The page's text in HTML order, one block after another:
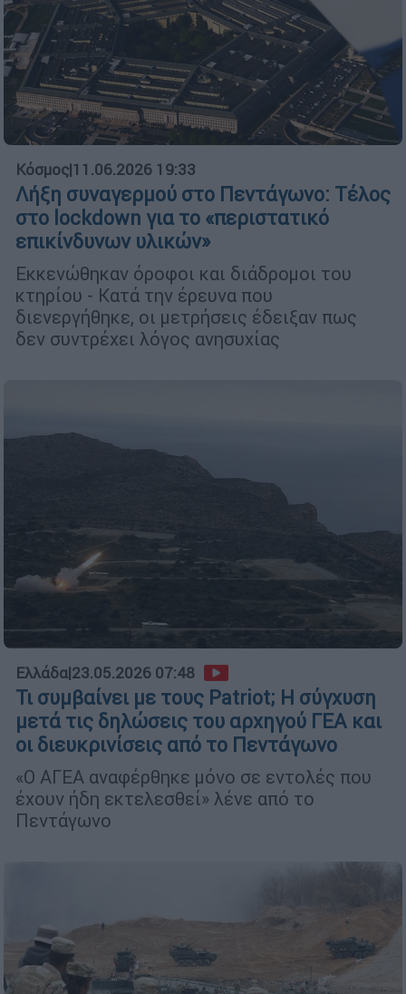
Κόσμος|11.06.2026 19:33
Λήξη συναγερμού στο Πεντάγωνο: Τέλος
στο lockdown για το «περιστατικό
επικίνδυνων υλικών»
Εκκενώθηκαν όροφοι και διάδρομοι του
κτηρίου - Κατά την έρευνα που
διενεργήθηκε, οι μετρήσεις έδειξαν πως
δεν συντρέχει λόγος ανησυχίας
Ελλάδα|23.05.2026 07:48
Τι συμβαίνει με τους Patriot; Η σύγχυση
μετά τις δηλώσεις του αρχηγού ΓΕΑ και
οι διευκρινίσεις από το Πεντάγωνο
«Ο ΑΓΕΑ αναφέρθηκε μόνο σε εντολές που
έχουν ήδη εκτελεσθεί» λένε από το
Πεντάγωνο